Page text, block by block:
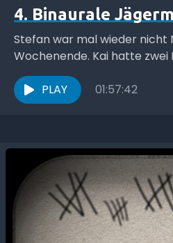
4. Binaurale
Stefan war mal wieder nicht
Wochenende. Kai hatte
was noch passiert ist hört ihr
PLAY
01:57:42